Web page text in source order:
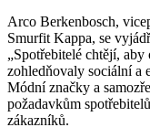
Arco Berkenbosch,
Smurfit Kappa, se
„Spotřebitelé chtějí,
zohledňovaly sociální a
Módní značky a
požadavkům
zákazníků.